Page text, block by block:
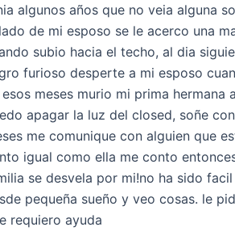
algunos años que no veia alguna
de mi esposo se le acerco una
subio hacia el techo, al dia
furioso desperte a mi esposo
meses murio mi prima
apagar la luz del closed, soñe
me comunique con alguien que
igual como ella me conto
se desvela por mi!no ha sido
pequeña sueño y veo cosas. le
requiero ayuda